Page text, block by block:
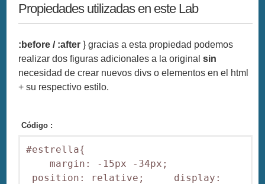
Propiedades utilizadas en este Lab
:before / :after} gracias a esta propiedad podemos
realizar dos figuras adicionales a la originalsin
necesidad de crear nuevos divs o elementos en el html
+ su respectivo estilo.
Código :
#estrella{
margin: -15px -34px;
position: relative;     display: